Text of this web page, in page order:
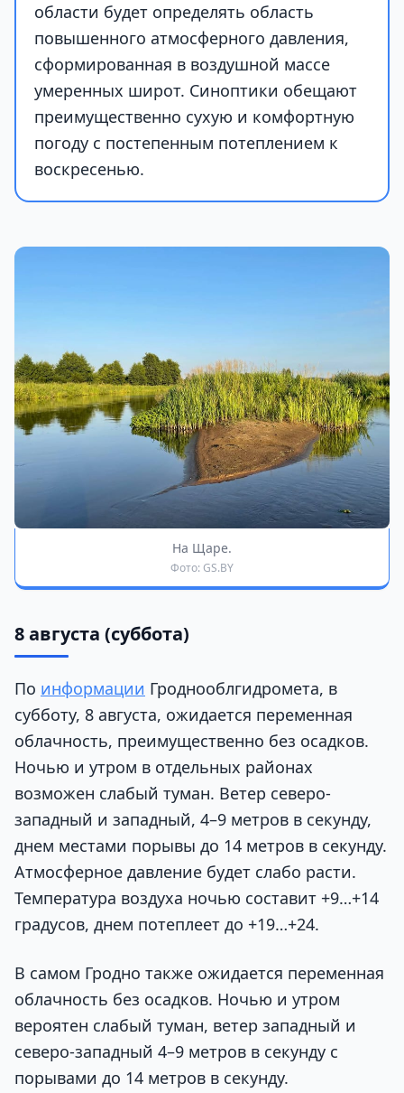
области будет определять область
повышенного атмосферного давления,
сформированная в воздушной массе
умеренных широт. Синоптики обещают
преимущественно сухую и комфортную
погоду с постепенным потеплением к
воскресенью.
На Щаре.
Фото: GS.BY
8 августа (суббота)
По информации Гроднооблгидромета, в
субботу, 8 августа, ожидается переменная
облачность, преимущественно без осадков.
Ночью и утром в отдельных районах
возможен слабый туман. Ветер северо-
западный и западный, 4–9 метров в секунду,
днем местами порывы до 14 метров в секунду.
Атмосферное давление будет слабо расти.
Температура воздуха ночью составит +9…+14
градусов, днем потеплеет до +19…+24.
В самом Гродно также ожидается переменная
облачность без осадков. Ночью и утром
вероятен слабый туман, ветер западный и
северо-западный 4–9 метров в секунду с
порывами до 14 метров в секунду.